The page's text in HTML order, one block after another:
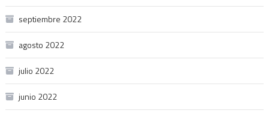
septiembre 2022
agosto 2022
julio 2022
junio 2022